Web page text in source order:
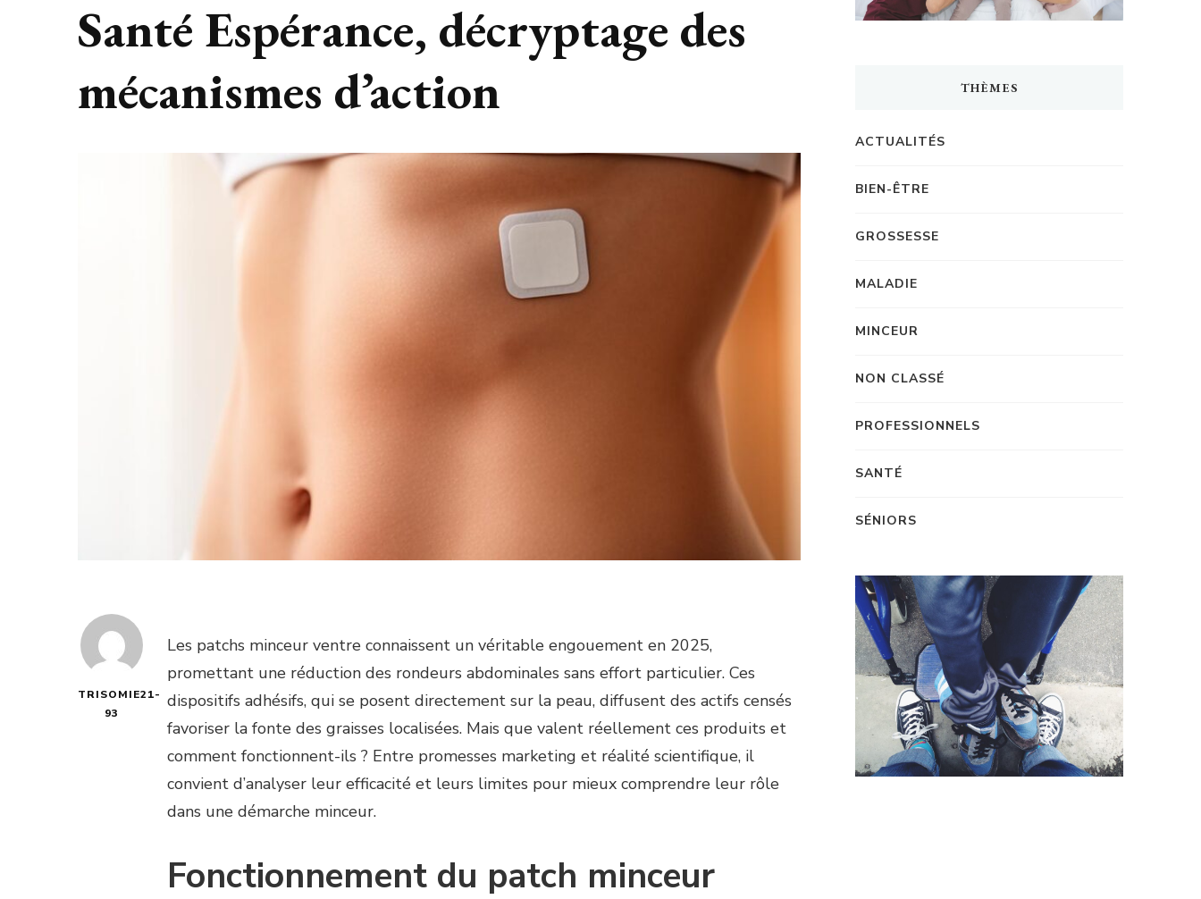
Santé Espérance, décryptage des
mécanismes d’action
TRISOMIE21-
93
Les patchs minceur ventre connaissent un véritable engouement en 2025,
promettant une réduction des rondeurs abdominales sans effort particulier. Ces
dispositifs adhésifs, qui se posent directement sur la peau, diffusent des actifs censés
favoriser la fonte des graisses localisées. Mais que valent réellement ces produits et
comment fonctionnent-ils ? Entre promesses marketing et réalité scientifique, il
convient d’analyser leur efficacité et leurs limites pour mieux comprendre leur rôle
dans une démarche minceur.
Fonctionnement du patch minceur
THÈMES
ACTUALITÉS
BIEN-ÊTRE
GROSSESSE
MALADIE
MINCEUR
NON CLASSÉ
PROFESSIONNELS
SANTÉ
SÉNIORS